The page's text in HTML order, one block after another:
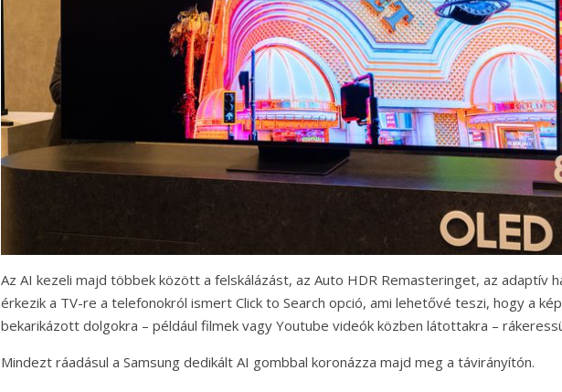
Az AI kezeli majd többek között a felskálázást, az Auto HDR Remasteringet, az adaptív
érkezik a TV-re a telefonokról ismert Click to Search opció, ami lehetővé teszi, hogy a
bekarikázott dolgokra – például filmek vagy Youtube videók közben látottakra –
Mindezt ráadásul a Samsung dedikált AI gombbal koronázza majd meg a távirányítón.